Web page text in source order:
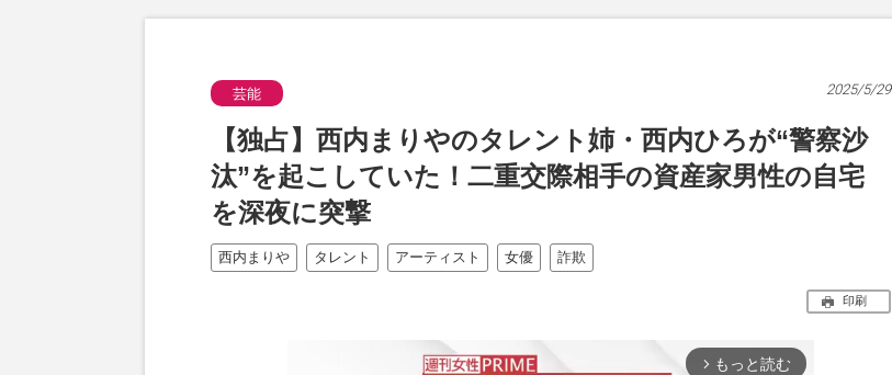
芸能 2025/5/29
【独占】西内まりやのタレント姉・西内ひろが“警察沙
汰”を起こしていた！二重交際相手の資産家男性の自宅
を深夜に突撃
西内まりや タレント アーティスト 女優 詐欺
印刷
arrow_forward_ios もっと読む